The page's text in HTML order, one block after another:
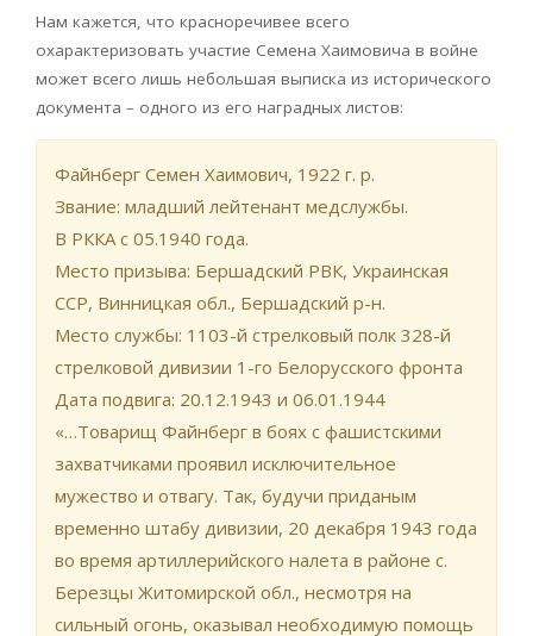
Нам кажется, что красноречивее всего
охарактеризовать участие Семена Хаимовича в войне
может всего лишь небольшая выписка из исторического
документа – одного из его наградных листов:
Файнберг Семен Хаимович, 1922 г. р.
Звание: младший лейтенант медслужбы.
В РККА с 05.1940 года.
Место призыва: Бершадский РВК, Украинская
ССР, Винницкая обл., Бершадский р-н.
Место службы: 1103-й стрелковый полк 328-й
стрелковой дивизии 1-го Белорусского фронта
Дата подвига: 20.12.1943 и 06.01.1944
«…Товарищ Файнберг в боях с фашистскими
захватчиками проявил исключительное
мужество и отвагу. Так, будучи приданым
временно штабу дивизии, 20 декабря 1943 года
во время артиллерийского налета в районе с.
Березцы Житомирской обл., несмотря на
сильный огонь, оказывал необходимую помощь